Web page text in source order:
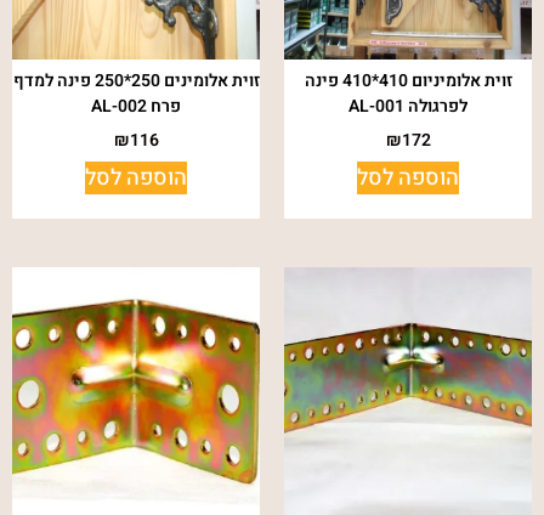
זוית אלומיניום 410*410 פינה
לפרגולה AL-001
₪172
הוספה לסל
זוית אלומינים 250*250 פינה למדף
פרח AL-002
₪116
הוספה לסל